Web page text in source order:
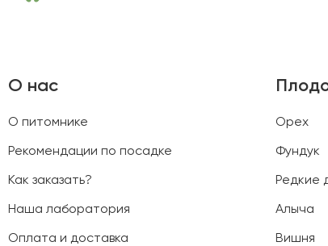
О нас
О питомнике
Рекомендации по посадке
Как заказать?
Наша лаборатория
Оплата и доставка
Орех
Фундук
Редкие
Алыча
Вишня